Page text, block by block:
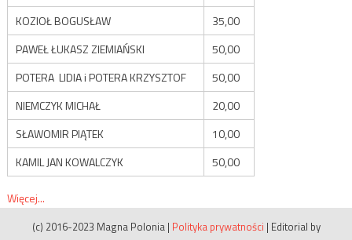
KOZIOŁ BOGUSŁAW
35,00
PAWEŁ ŁUKASZ ZIEMIAŃSKI
50,00
POTERA LIDIA i POTERA KRZYSZTOF
50,00
NIEMCZYK MICHAŁ
20,00
SŁAWOMIR PIĄTEK
10,00
KAMIL JAN KOWALCZYK
50,00
Więcej...
(c) 2016-2023 Magna Polonia | Polityka prywatności | Editorial by